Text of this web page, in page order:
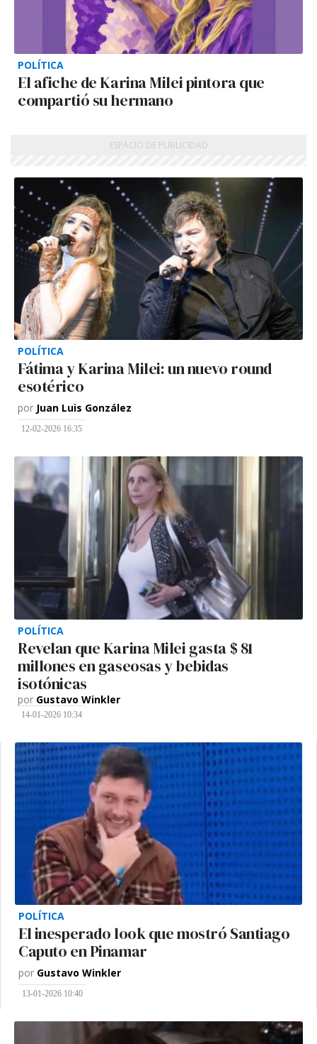
POLÍTICA
El afiche de Karina Milei pintora que
compartió su hermano
POLÍTICA
Fátima y Karina Milei: un nuevo round
esotérico
por Juan Luis González
12-02-2026 16:35
POLÍTICA
Revelan que Karina Milei gasta $ 81
millones en gaseosas y bebidas
isotónicas
por Gustavo Winkler
14-01-2026 10:34
POLÍTICA
El inesperado look que mostró Santiago
Caputo en Pinamar
por Gustavo Winkler
13-01-2026 10:40